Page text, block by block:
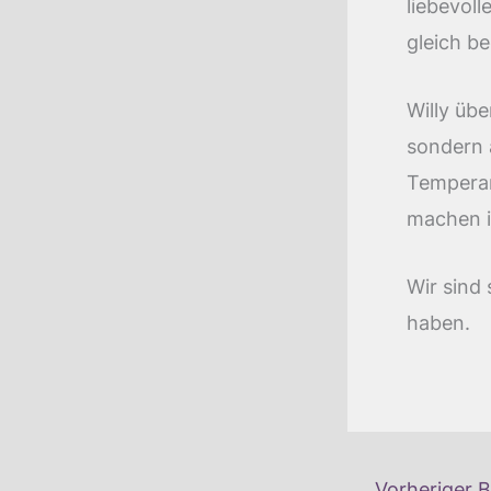
gleich
Willy
sondern
machen
Wir sind
haben.